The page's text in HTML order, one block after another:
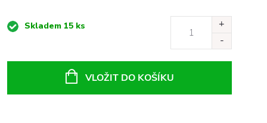
MěrnáSkladem 15 ks
VLOŽIT DO KOŠÍKU